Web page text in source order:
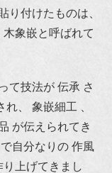
り付けたものは、
象嵌と呼ばれて
て技法が 伝承 さ
、 象嵌細工 、
が伝えられてき
自分なりの 作風
上げてきまし